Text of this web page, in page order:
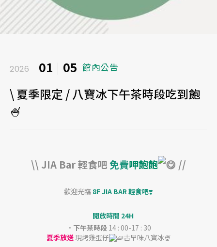
2026 01 05 館內公告
\ 夏季限定 / 八寶冰下午茶時段吃到飽
🍧
\\ JIA Bar 輕食吧免費呷飽飽 //
歡迎光臨 8F JIA BAR 輕食吧❣️
開放時間 24H
．下午茶時段14 : 00-17 : 30
夏季放送 現烤雞蛋仔
古早味八寶冰🍨